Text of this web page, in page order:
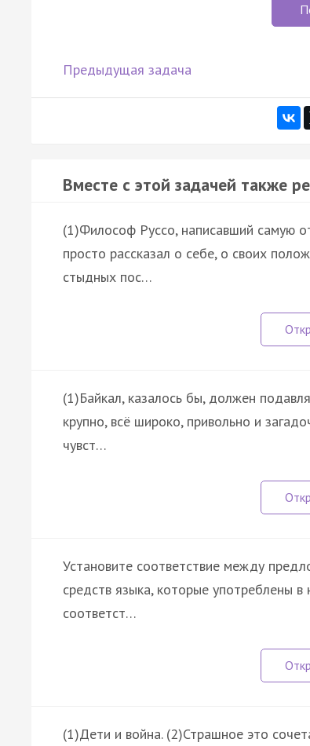
Предыдущая задача
Вместе с этой задачей также
(1)Философ Руссо, написавший самую
просто рассказал о себе, о своих
стыдных пос…
(1)Байкал, казалось бы, должен
крупно, всё широко, привольно и
чувст…
Установите соответствие между
средств языка, которые употреблены
соответст…
(1)Дети и война. (2)Страшное это